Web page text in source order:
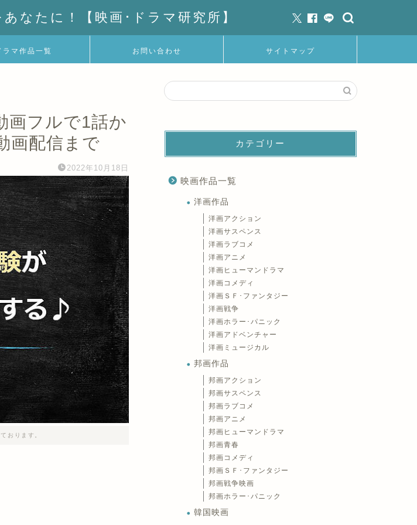
なたに！【映画･ドラマ研究所】
ラマ作品一覧 お問い合わせ サイトマップ
画フルで1話か
画配信まで
2022年10月18日
おります。
カテゴリー
映画作品一覧
洋画作品
洋画アクション
洋画サスペンス
洋画ラブコメ
洋画アニメ
洋画ヒューマンドラマ
洋画コメディ
洋画ＳＦ･ファンタジー
洋画戦争
洋画ホラー･パニック
洋画アドベンチャー
洋画ミュージカル
邦画作品
邦画アクション
邦画サスペンス
邦画ラブコメ
邦画アニメ
邦画ヒューマンドラマ
邦画青春
邦画コメディ
邦画ＳＦ･ファンタジー
邦画戦争映画
邦画ホラー･パニック
韓国映画